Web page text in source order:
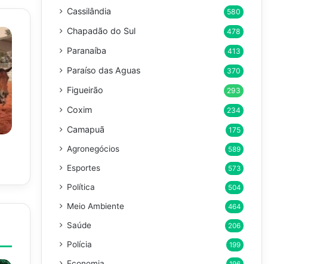
Cassilândia 580
Chapadão do Sul 478
Paranaíba 413
Paraíso das Aguas 370
Figueirão 293
Coxim 234
Camapuã 175
Agronegócios 589
Esportes 573
Política 504
Meio Ambiente 464
Saúde 206
Polícia 199